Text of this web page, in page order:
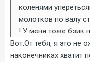
коленями
молотков по валу
! У меня тоже бзик
Вот.От тебя, я это не
наконечниках хватит